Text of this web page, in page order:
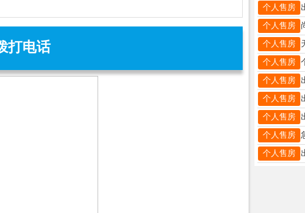
打电话
个人售房
个人售房
个人售房
个人售房
个人售房
个人售房
个人售房
个人售房
个人售房